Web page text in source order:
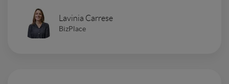
Lavinia Carrese
BizPlace